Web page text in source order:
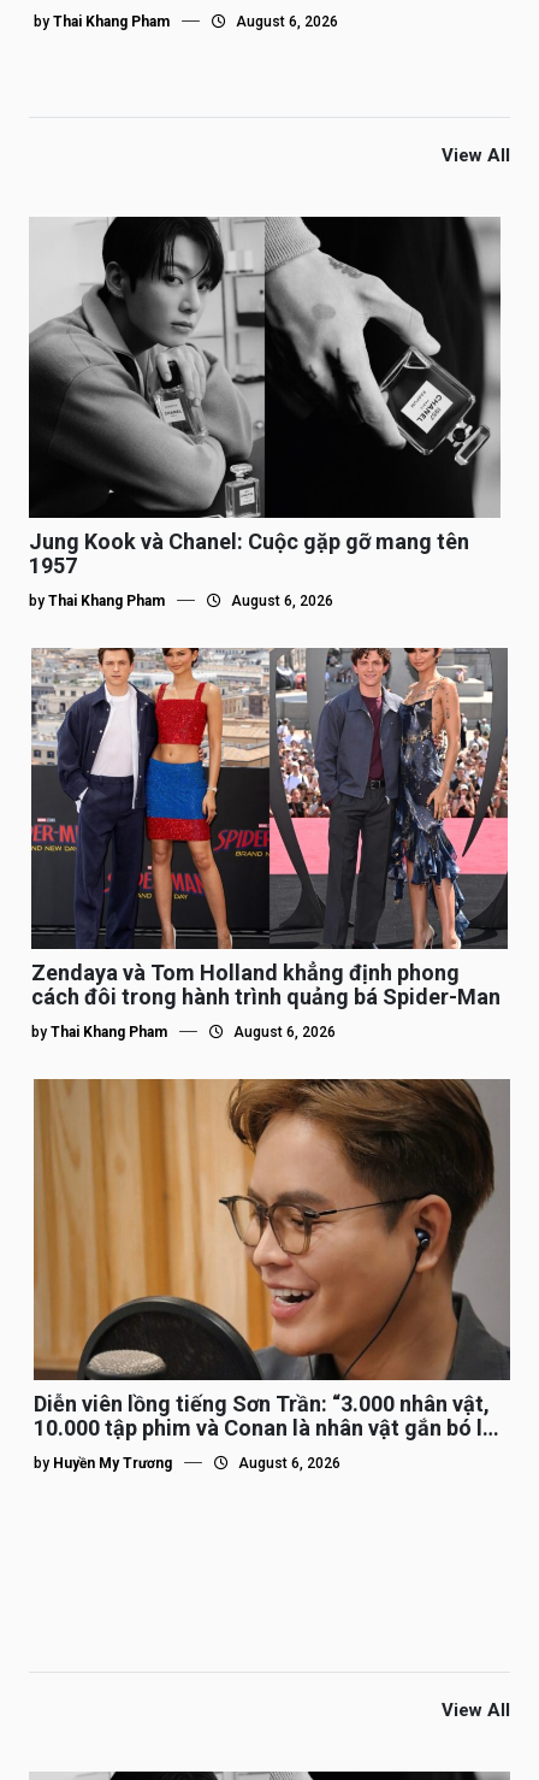
by Thai Khang Pham August 6, 2026
View All
Jung Kook và Chanel: Cuộc gặp gỡ mang tên
1957
by Thai Khang Pham August 6, 2026
Zendaya và Tom Holland khẳng định phong
cách đôi trong hành trình quảng bá Spider-Man
by Thai Khang Pham August 6, 2026
Diễn viên lồng tiếng Sơn Trần: “3.000 nhân vật,
10.000 tập phim và Conan là nhân vật gắn bó lâu
nhất”
by Huyền My Trương August 6, 2026
View All